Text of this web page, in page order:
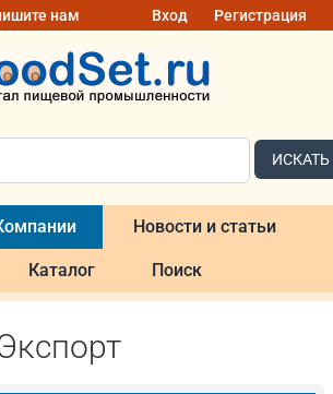
нам Вход Регистрация
ИСКАТЬ
Новости и статьи
Каталог Поиск